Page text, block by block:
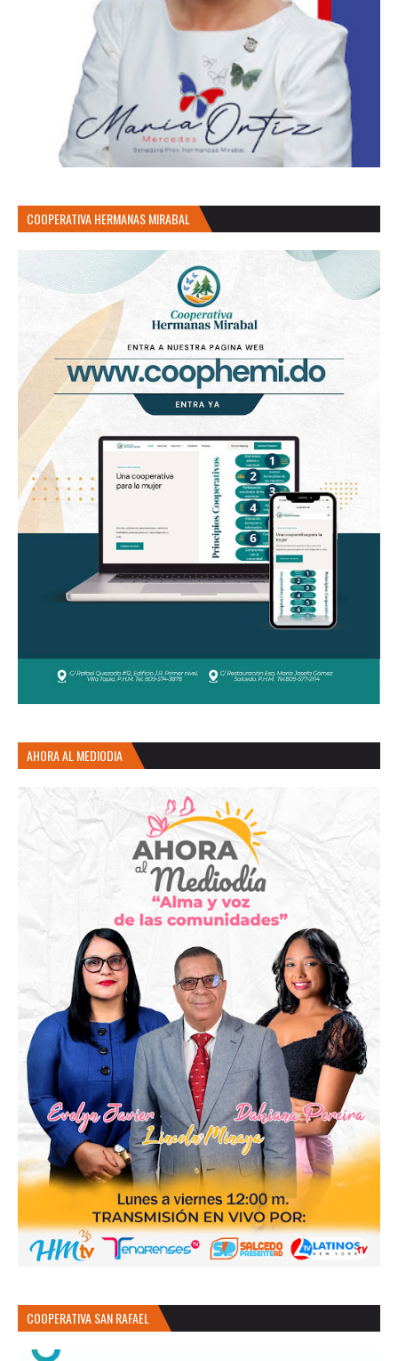
COOPERATIVA HERMANAS MIRABAL
AHORA AL MEDIODIA
COOPERATIVA SAN RAFAEL